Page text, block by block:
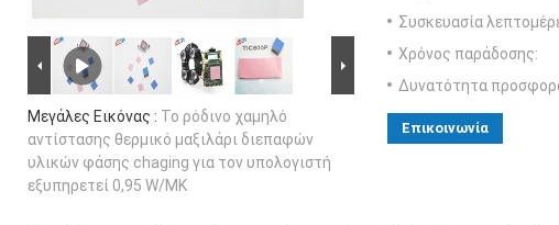
Μεγάλες Εικόνας : Το ρόδινο χαμηλό
αντίστασης θερμικό μαξιλάρι διεπαφών
υλικών φάσης chaging για τον υπολογιστή
εξυπηρετεί 0,95 W/MK
Συσκευασία
Χρόνος παράδοσης:
Δυνατότητα
Επικοινωνία